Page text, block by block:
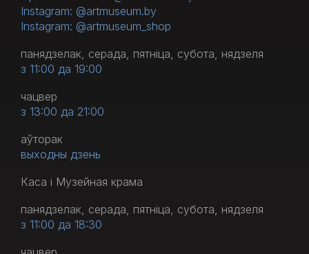
Instagram: @artmuseum.by
Instagram: @artmuseum_shop
панядзелак, серада, пятніца, субота, нядзеля
з 11:00 да 19:00
чацвер
з 13:00 да 21:00
аўторак
выходны дзень
Каса і Музейная крама
панядзелак, серада, пятніца, субота, нядзеля
з 11:00 да 18:30